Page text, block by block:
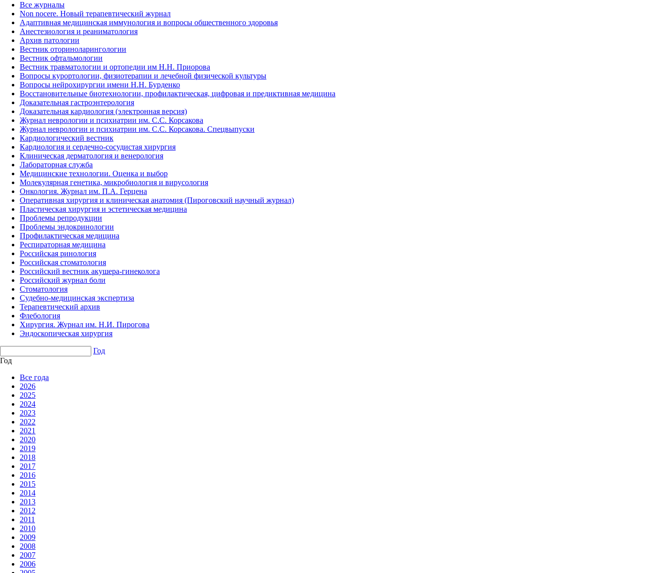
Все журналы
Non nocere. Новый терапевтический журнал
Адаптивная медицинская иммунология и вопросы общественного здоровья
Анестезиология и реаниматология
Архив патологии
Вестник оториноларингологии
Вестник офтальмологии
Вестник травматологии и ортопедии им Н.Н. Приорова
Вопросы курортологии, физиотерапии и лечебной физической культуры
Вопросы нейрохирургии имени Н.Н. Бурденко
Восстановительные биотехнологии, профилактическая, цифровая и предиктивная медицина
Доказательная гастроэнтерология
Доказательная кардиология (электронная версия)
Журнал неврологии и психиатрии им. С.С. Корсакова
Журнал неврологии и психиатрии им. С.С. Корсакова. Спецвыпуски
Кардиологический вестник
Кардиология и сердечно-сосудистая хирургия
Клиническая дерматология и венерология
Лабораторная служба
Медицинские технологии. Оценка и выбор
Молекулярная генетика, микробиология и вирусология
Онкология. Журнал им. П.А. Герцена
Оперативная хирургия и клиническая анатомия (Пироговский научный журнал)
Пластическая хирургия и эстетическая медицина
Проблемы репродукции
Проблемы эндокринологии
Профилактическая медицина
Респираторная медицина
Российская ринология
Российская стоматология
Российский вестник акушера-гинеколога
Российский журнал боли
Стоматология
Судебно-медицинская экспертиза
Терапевтический архив
Флебология
Хирургия. Журнал им. Н.И. Пирогова
Эндоскопическая хирургия
Год
Год
Все года
2026
2025
2024
2023
2022
2021
2020
2019
2018
2017
2016
2015
2014
2013
2012
2011
2010
2009
2008
2007
2006